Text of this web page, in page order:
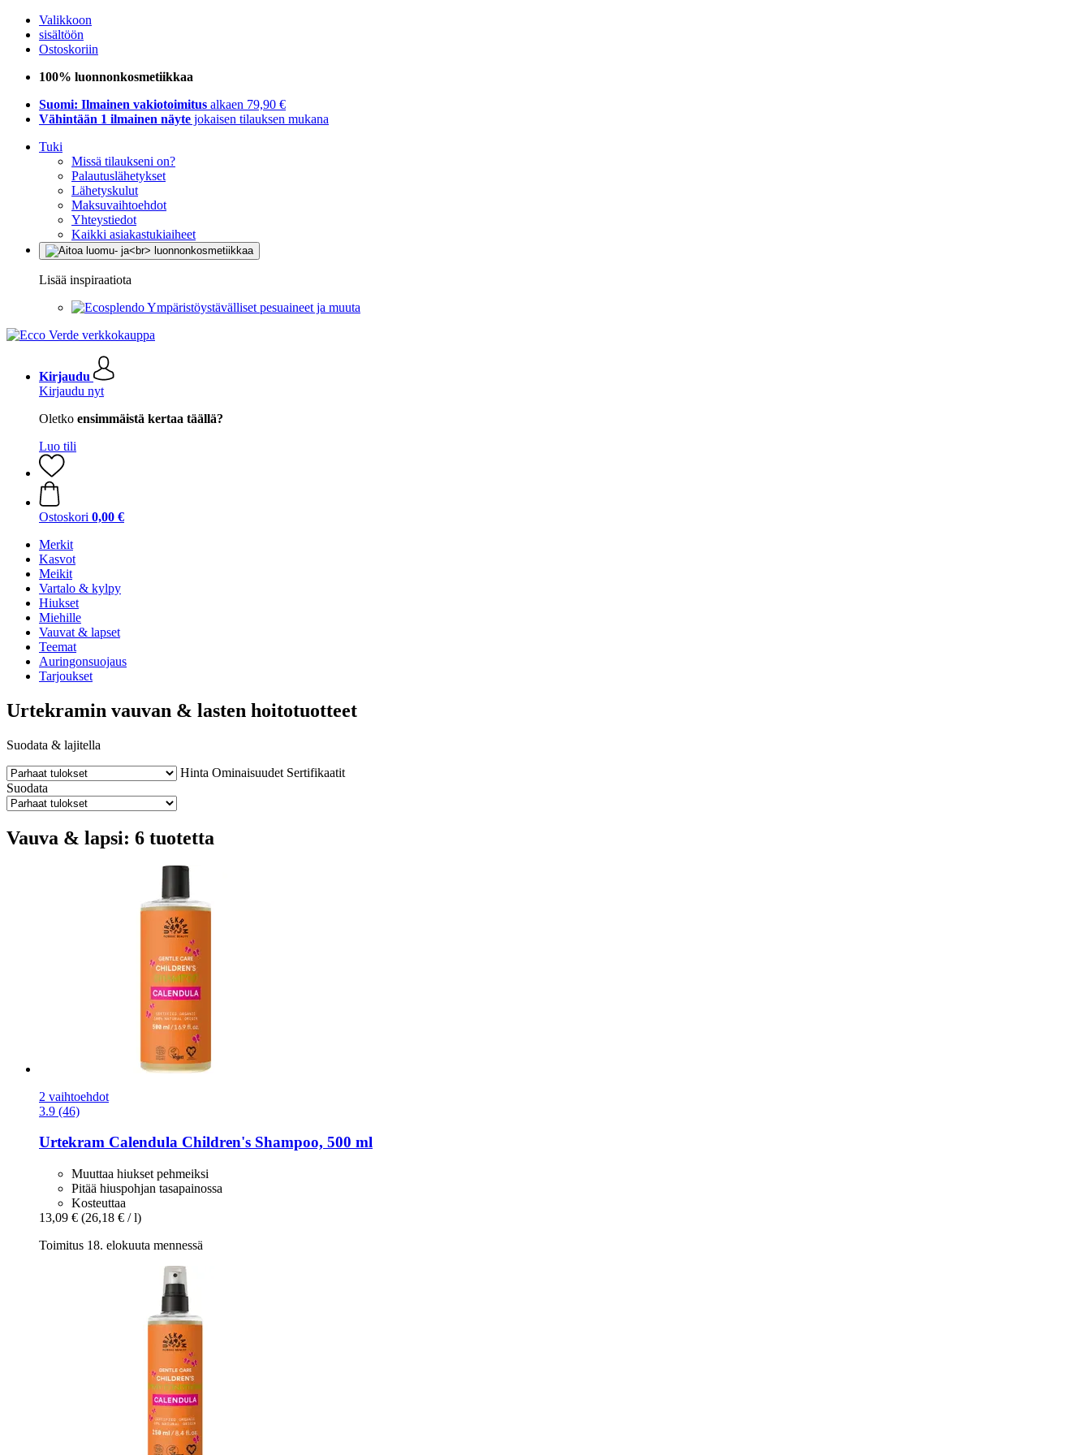
Valikkoon
sisältöön
Ostoskoriin
100% luonnonkosmetiikkaa
Suomi: Ilmainen vakiotoimitus alkaen 79,90 €
Vähintään 1 ilmainen näyte jokaisen tilauksen mukana
Tuki
Missä tilaukseni on?
Palautuslähetykset
Lähetyskulut
Maksuvaihtoehdot
Yhteystiedot
Kaikki asiakastukiaiheet
Lisää inspiraatiota
Ympäristöystävälliset pesuaineet ja muuta
Kirjaudu
Kirjaudu nyt
Oletko ensimmäistä kertaa täällä?
Luo tili
Ostoskori 0,00 €
Merkit
Kasvot
Meikit
Vartalo & kylpy
Hiukset
Miehille
Vauvat & lapset
Teemat
Auringonsuojaus
Tarjoukset
Urtekramin vauvan & lasten hoitotuotteet
Suodata & lajitella
Hinta Ominaisuudet Sertifikaatit
Suodata
Vauva & lapsi: 6 tuotetta
2 vaihtoehdot
3.9 (46)
Urtekram Calendula Children's Shampoo, 500 ml
Muuttaa hiukset pehmeiksi
Pitää hiuspohjan tasapainossa
Kosteuttaa
13,09 € (26,18 € / l)
Toimitus 18. elokuuta mennessä